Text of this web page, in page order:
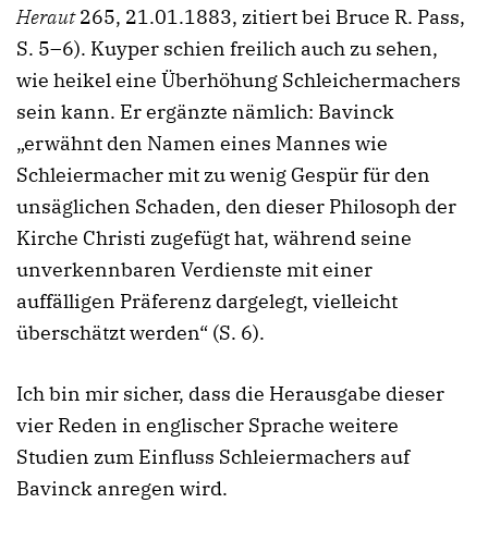
Heraut265, 21.01.1883, zitiert bei Bruce R. Pass,
S. 5–6). Kuyper schien freilich auch zu sehen,
wie heikel eine Überhöhung Schleichermachers
sein kann. Er ergänzte nämlich: Bavinck
„erwähnt den Namen eines Mannes wie
Schleiermacher mit zu wenig Gespür für den
unsäglichen Schaden, den dieser Philosoph der
Kirche Christi zugefügt hat, während seine
unverkennbaren Verdienste mit einer
auffälligen Präferenz dargelegt, vielleicht
überschätzt werden“ (S. 6).
Ich bin mir sicher, dass die Herausgabe dieser
vier Reden in englischer Sprache weitere
Studien zum Einfluss Schleiermachers auf
Bavinck anregen wird.